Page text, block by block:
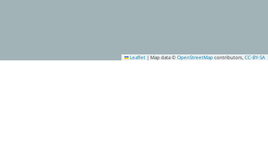
Leaflet | Map data © OpenStreetMap contributors, CC-BY-SA